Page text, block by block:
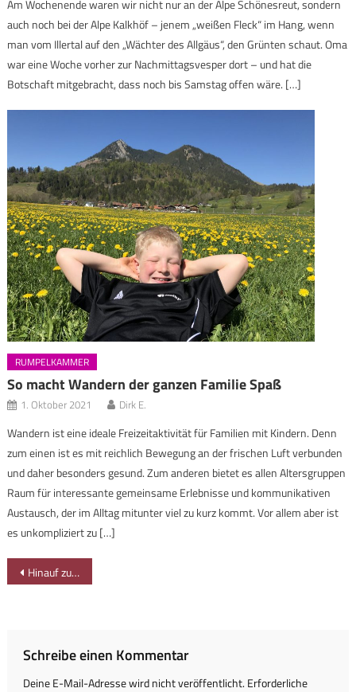
Am Wochenende waren wir nicht nur an der Alpe Schönesreut, sondern
auch noch bei der Alpe Kalkhöf – jenem „weißen Fleck“ im Hang, wenn
man vom Illertal auf den „Wächter des Allgäus“, den Grünten schaut. Oma
war eine Woche vorher zur Nachmittagsvesper dort – und hat die
Botschaft mitgebracht, dass noch bis Samstag offen wäre. […]
RUMPELKAMMER
So macht Wandern der ganzen Familie Spaß
1. Oktober 2021 Dirk E.
Wandern ist eine ideale Freizeitaktivität für Familien mit Kindern. Denn
zum einen ist es mit reichlich Bewegung an der frischen Luft verbunden
und daher besonders gesund. Zum anderen bietet es allen Altersgruppen
Raum für interessante gemeinsame Erlebnisse und kommunikativen
Austausch, der im Alltag mitunter viel zu kurz kommt. Vor allem aber ist
es unkompliziert zu […]
Beitragsnavigation
Hinauf zum Alpkönig-Aussichtsturm und zu Klings Hütte
Schreibe einen Kommentar
Deine E-Mail-Adresse wird nicht veröffentlicht. Erforderliche